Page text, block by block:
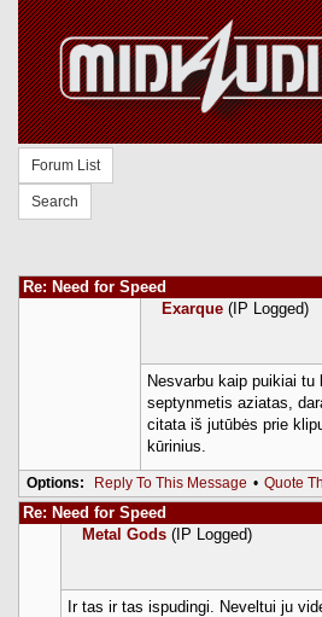
Forum List
Search
Re: Need for Speed
Exarque (IP Logged)
Nesvarbu kaip puikiai
septynmetis aziatas,
citata iš jutūbės prie
kūrinius.
Options: Reply To This Message • Quote
Re: Need for Speed
Metal Gods (IP Logged)
Ir tas ir tas ispudingi. Neveltui ju